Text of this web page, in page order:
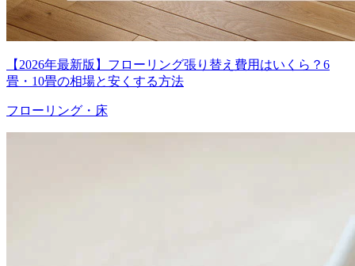
【2026年最新版】フローリング張り替え費用はいくら？6
畳・10畳の相場と安くする方法
フローリング・床